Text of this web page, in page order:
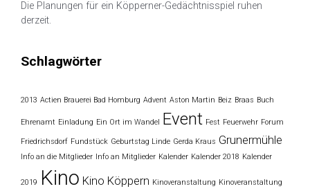
Die Planungen für ein Köpperner-Gedächtnisspiel ruhen
derzeit.
Schlagwörter
2013 Actien Brauerei Bad Homburg Advent Aston Martin Beiz Braas Buch
Ehrenamt Einladung Ein Ort im Wandel Event Fest Feuerwehr Forum
Friedrichsdorf Fundstück Geburtstag Linde Gerda Kraus Grunermühle
Info an die Mitglieder Info an Mitglieder Kalender Kalender 2018 Kalender
2019 Kino Kino Köppern Kinoveranstaltung Kinoveranstaltung